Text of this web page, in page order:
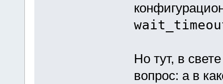
Но тут, в
вопрос: а в